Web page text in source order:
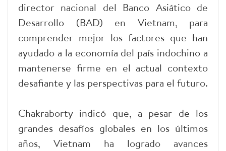
director nacional del Banco Asiático de
Desarrollo (BAD) en Vietnam, para
comprender mejor los factores que han
ayudado a la economía del país indochino a
mantenerse firme en el actual contexto
desafiante y las perspectivas para el futuro.
Chakraborty indicó que, a pesar de los
grandes desafíos globales en los últimos
años, Vietnam ha logrado avances